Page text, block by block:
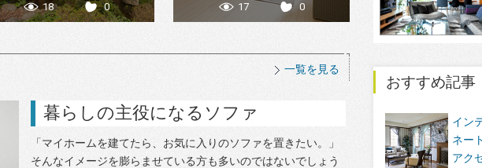
18 0 17 0
一覧を見る
暮らしの主役になるソファ
「マイホームを建てたら、お気に入りのソファを置きたい。」
そんなイメージを膨らませている方も多いのではないでしょう
おすすめ記事
イン
ネー
アク